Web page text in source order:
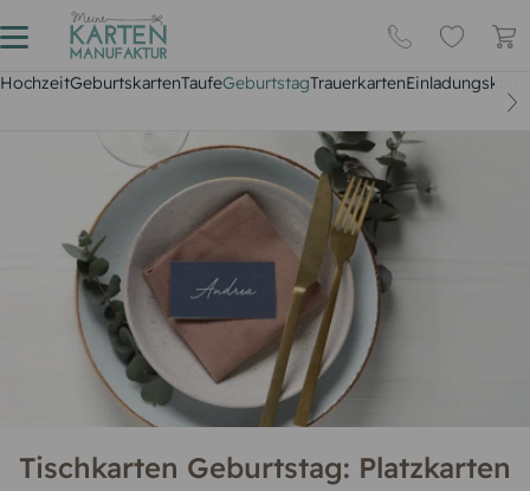
HochzeitGeburtskartenTaufeGeburtstagTrauerkarten
Tischkarten Geburtstag: Platzkarten